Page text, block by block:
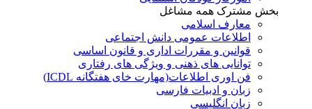
بخش مشترک همه مشاغل
معارف اسلامی
اطلاعات عمومی دانش اجتماعی
قوانین و مقررات اداری و قانون اساسی
توانایی های ذهنی و ویژگی های رفتاری
فن اوری اطلاعات(مهارت خای هفتگانه ICDL)
زبان و ادبیات فارسی
زبان انگلیسی